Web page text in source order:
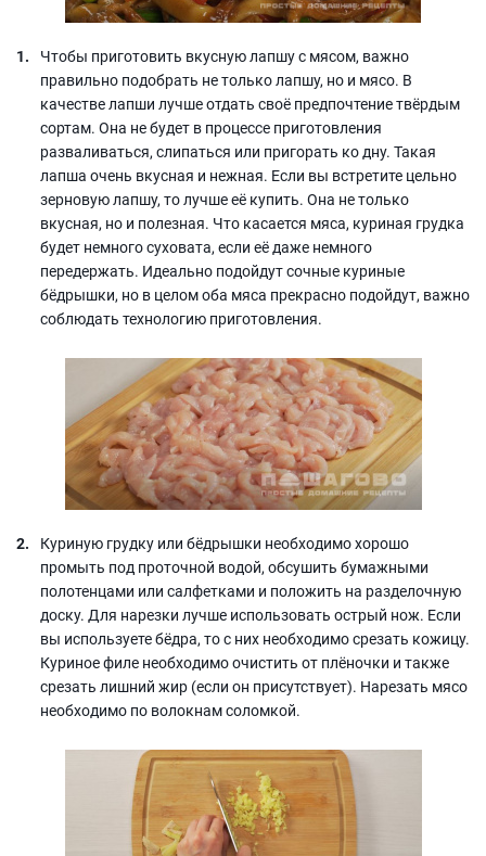
Чтобы приготовить вкусную лапшу с мясом, важно
правильно подобрать не только лапшу, но и мясо. В
качестве лапши лучше отдать своё предпочтение твёрдым
сортам. Она не будет в процессе приготовления
разваливаться, слипаться или пригорать ко дну. Такая
лапша очень вкусная и нежная. Если вы встретите цельно
зерновую лапшу, то лучше её купить. Она не только
вкусная, но и полезная. Что касается мяса, куриная грудка
будет немного суховата, если её даже немного
передержать. Идеально подойдут сочные куриные
бёдрышки, но в целом оба мяса прекрасно подойдут, важно
соблюдать технологию приготовления.
Куриную грудку или бёдрышки необходимо хорошо
промыть под проточной водой, обсушить бумажными
полотенцами или салфетками и положить на разделочную
доску. Для нарезки лучше использовать острый нож. Если
вы используете бёдра, то с них необходимо срезать кожицу.
Куриное филе необходимо очистить от плёночки и также
срезать лишний жир (если он присутствует). Нарезать мясо
необходимо по волокнам соломкой.